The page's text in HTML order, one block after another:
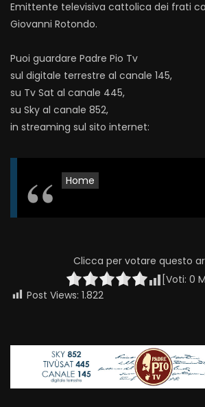
Emittente televisiva cattolica dei frati
Giovanni Rotondo.
Puoi guardare Padre Pio Tv
sul digitale terrestre al canale 145,
su Tv Sat al canale 445,
su Sky al canale 852,
in streaming sul sito internet:
Home
Clicca per votare questo
[Voti: 0
Post Views: 1.822